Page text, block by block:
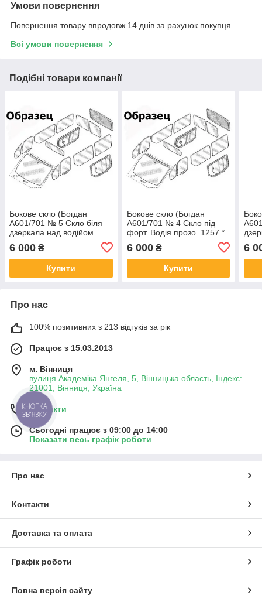
Умови повернення
Повернення товару впродовж 14 днів за рахунок покупця
Всі умови повернення
Подібні товари компанії
Бокове скло (Богдан
А601/701 № 5 Скло біля
дзеркала над водійом
6 000 ₴
Купити
Бокове скло (Богдан
А601/701 № 4 Скло під
форт. Водія прозо. 1257 *
375 (на СГ непр. Розмір))
6 000₴
Купити
6
Про нас
100% позитивних з 213 відгуків за рік
Працює з 15.03.2013
м. Вінниця
вулиця Академіка Янгеля, 5, Вінницька область, Індекс:
21001, Вінниця, Україна
Контакти
Сьогодні працює з 09:00 до 14:00
Показати весь графік роботи
Про нас
Контакти
Доставка та оплата
Графік роботи
Повна версія сайту
КНОПКА
ЗВ'ЯЗКУ